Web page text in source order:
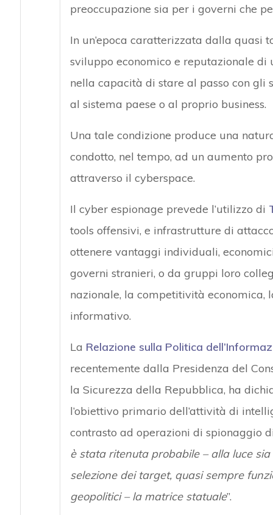
preoccupazione sia per i governi che
In un’epoca caratterizzata dalla quasi
sviluppo economico e reputazionale di
nella capacità di stare al passo con
al sistema paese o al proprio business.
Una tale condizione produce una
condotto, nel tempo, ad un aumento
attraverso il cyberspace.
Il cyber espionage prevede l’utilizzo di
tools offensivi, e infrastrutture di
ottenere vantaggi individuali,
governi stranieri, o da gruppi loro
nazionale, la competitività
informativo.
La Relazione sulla Politica
recentemente dalla Presidenza del
la Sicurezza della Repubblica, ha
l’obiettivo primario dell’attività di
contrasto ad operazioni di spionaggio
è stata ritenuta probabile – alla luce
selezione dei target, quasi sempre
geopolitici – la matrice statuale”.